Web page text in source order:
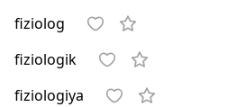
fiziolog
fiziologik
fiziologiya